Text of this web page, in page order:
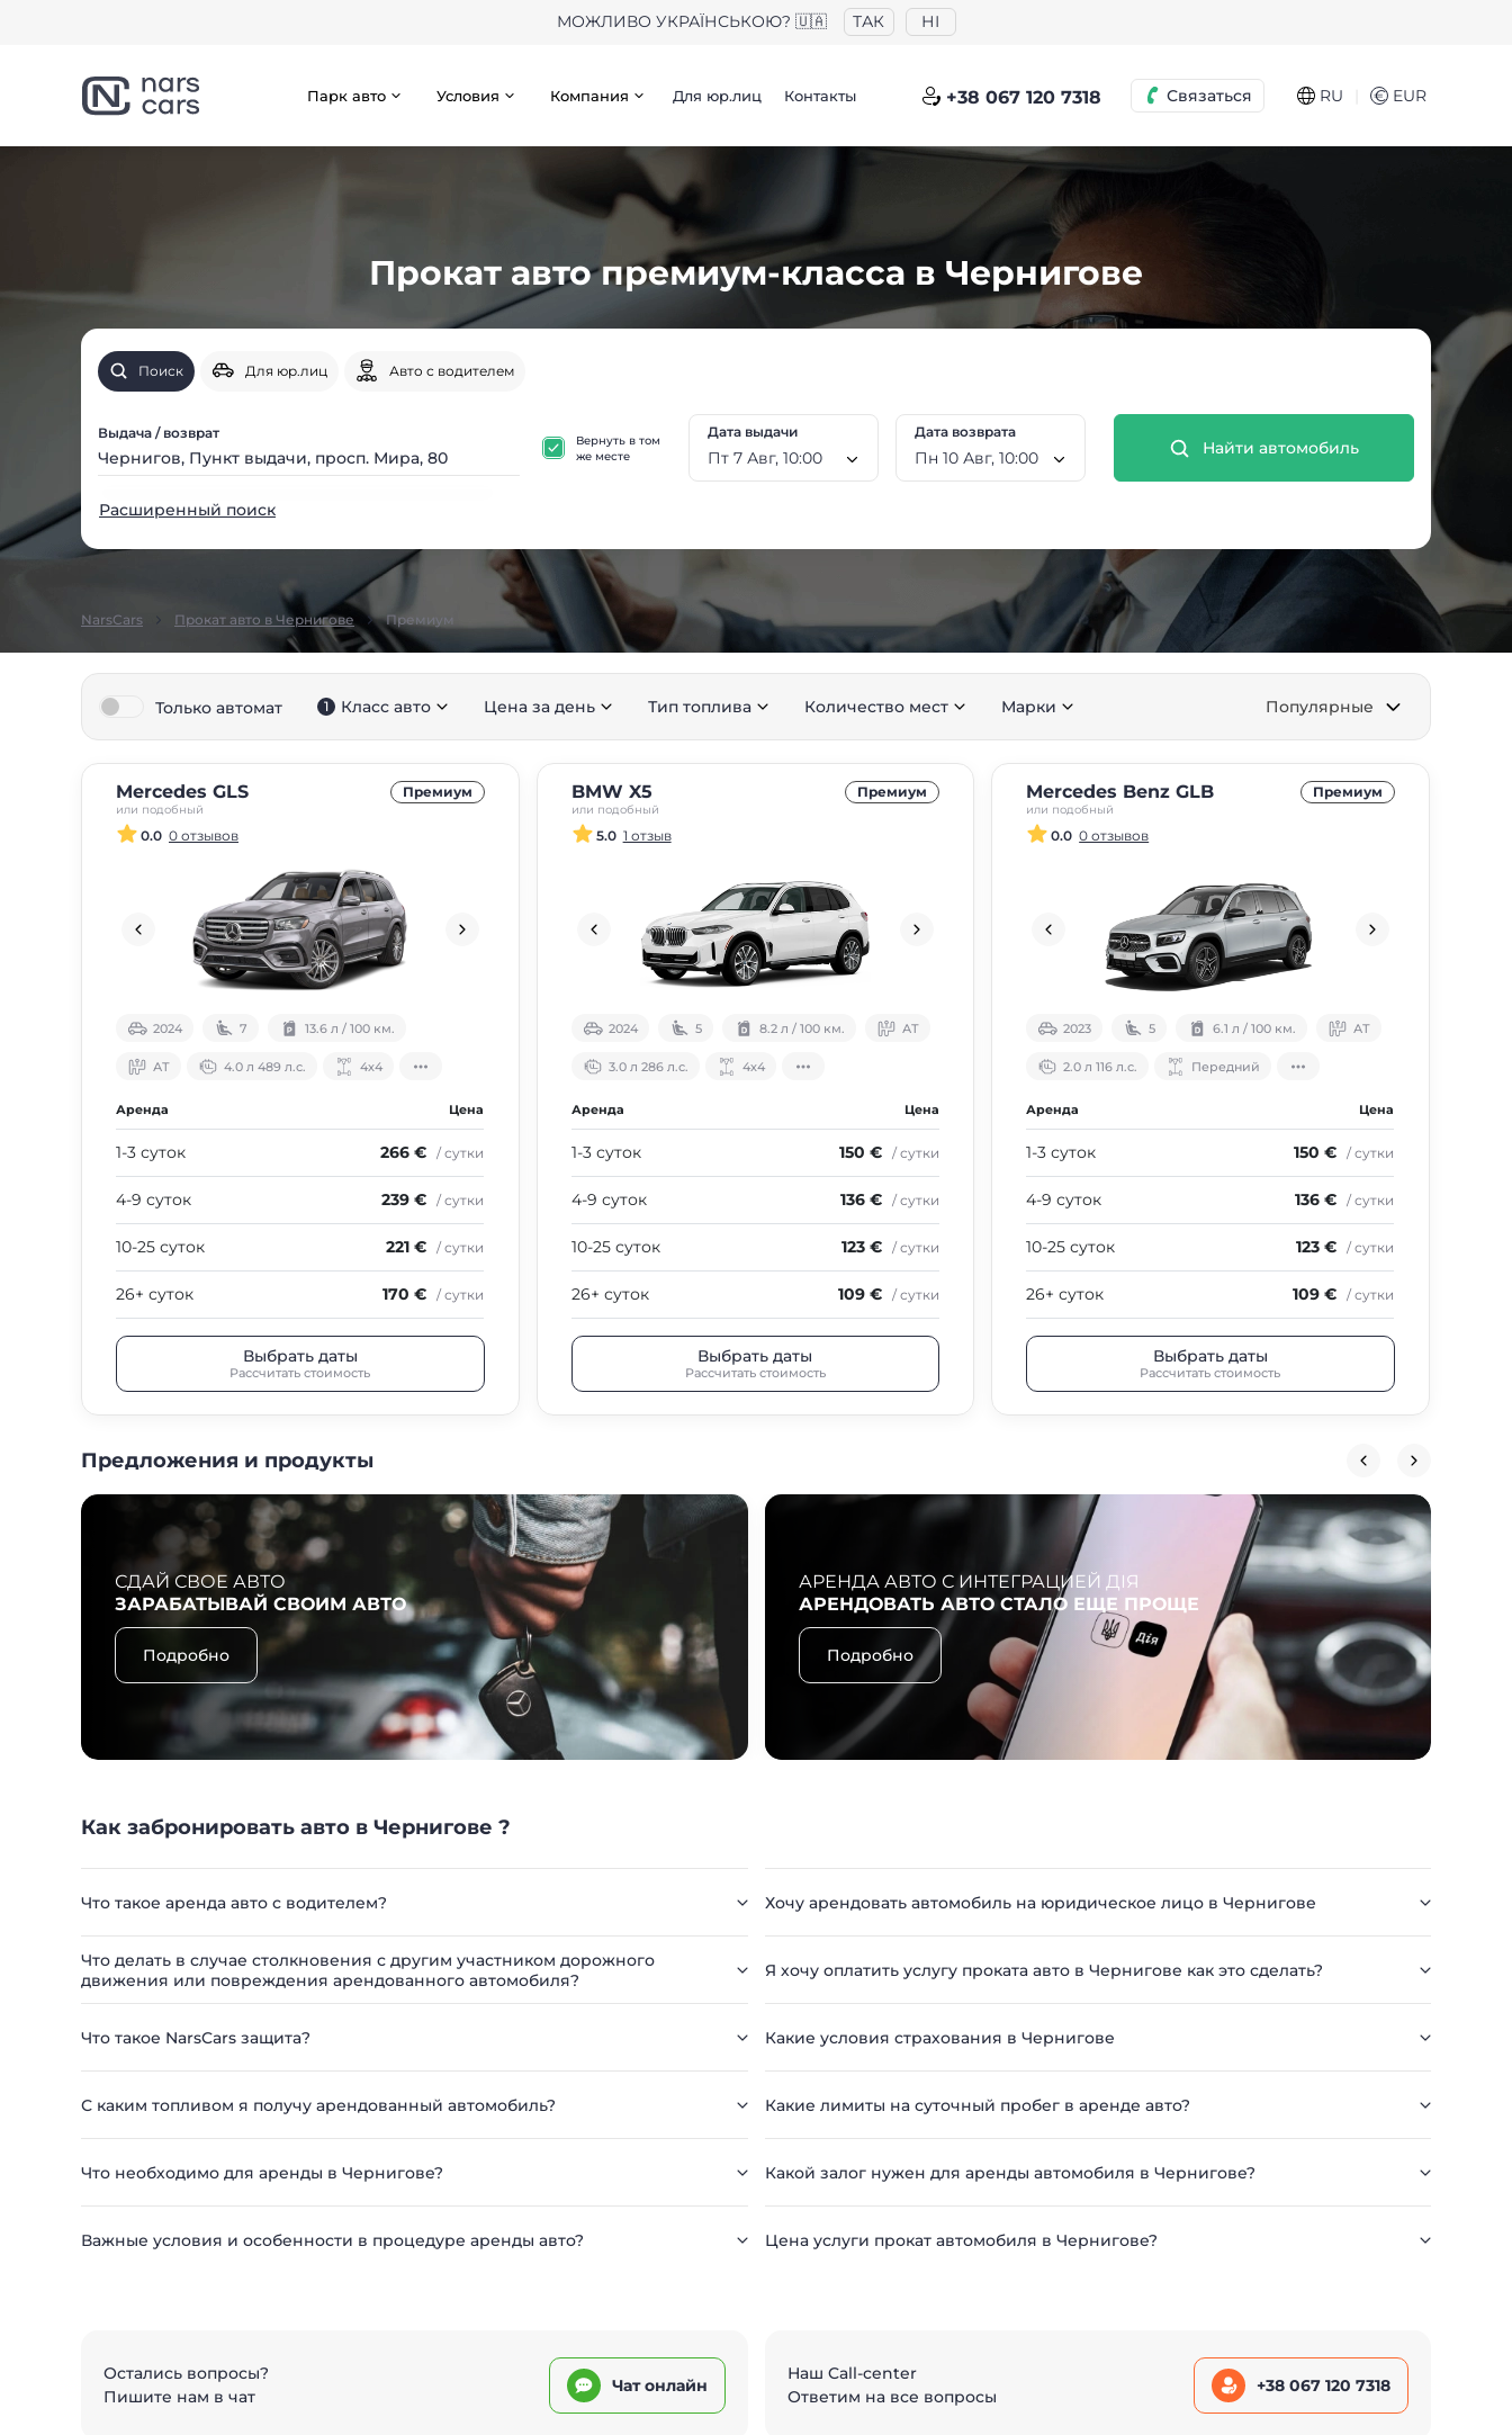
МОЖЛИВО УКРАЇНСЬКОЮ? 🇺🇦 ТАК НІ
Парк авто Условия Компания Для юр.лиц Контакты +38 067 120 7318 Связаться RU € EUR
Прокат авто премиум-класса в Чернигове
Поиск Для юр.лиц Авто с водителем
Выдача / возврат
Пт 7 Авг, 10:00
Дата выдачи
Пн 10 Авг, 10:00
Дата возврата
Вернуть в том
же месте
Найти автомобиль
Расширенный поиск
NarsCars Прокат авто в Чернигове Премиум
Только автомат 1 Класс авто Цена за день Тип топлива Количество мест Марки Популярные
Mercedes GLS
или подобный
Премиум
0.0 0 отзывов
2024 7 13.6 л / 100 км.
АТ 4.0 л 489 л.с. 4х4
Аренда Цена
1-3 суток 266 € / сутки
4-9 суток 239 € / сутки
10-25 суток 221 € / сутки
26+ суток 170 € / сутки
Выбрать даты
Рассчитать стоимость
BMW X5
или подобный
Премиум
5.0 1 отзыв
2024 5 8.2 л / 100 км. АТ
3.0 л 286 л.с. 4х4
Аренда Цена
1-3 суток 150 € / сутки
4-9 суток 136 € / сутки
10-25 суток 123 € / сутки
26+ суток 109 € / сутки
Выбрать даты
Рассчитать стоимость
Mercedes Benz GLB
или подобный
Премиум
0.0 0 отзывов
2023 5 6.1 л / 100 км. АТ
2.0 л 116 л.с. Передний
Аренда Цена
1-3 суток 150 € / сутки
4-9 суток 136 € / сутки
10-25 суток 123 € / сутки
26+ суток 109 € / сутки
Выбрать даты
Рассчитать стоимость
Предложения и продукты
СДАЙ СВОЕ АВТО
ЗАРАБАТЫВАЙ СВОИМ АВТО
Подробно
АРЕНДА АВТО С ИНТЕГРАЦИЕЙ ДІЯ
АРЕНДОВАТЬ АВТО СТАЛО ЕЩЕ ПРОЩЕ
Подробно
Как забронировать авто в Чернигове ?
Что такое аренда авто с водителем? Хочу арендовать автомобиль на юридическое лицо в Чернигове
Что делать в случае столкновения с другим участником дорожного
движения или повреждения арендованного автомобиля?
Я хочу оплатить услугу проката авто в Чернигове как это сделать?
Что такое NarsCars защита? Какие условия страхования в Чернигове
С каким топливом я получу арендованный автомобиль? Какие лимиты на суточный пробег в аренде авто?
Что необходимо для аренды в Чернигове? Какой залог нужен для аренды автомобиля в Чернигове?
Важные условия и особенности в процедуре аренды авто? Цена услуги прокат автомобиля в Чернигове?
Остались вопросы?
Пишите нам в чат
Чат онлайн
Наш Call-center
Ответим на все вопросы
+38 067 120 7318